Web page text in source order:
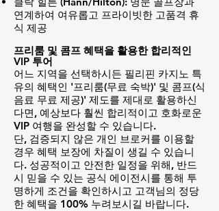
연계하여 여유롭고 프라이빗한 고품격 휴
식 제공
프리룸 및 콤프 혜택을 활용한 합리적인
VIP 투어
어느 지역을 선택하시든 필리핀 카지노 특
유의 혜택인 '프리룸(무료 숙박)' 및 콤프(식
음료 무료 제공)' 제도를 제대로 활용하신
다면, 예상보다 훨씬 합리적이고 호화로운
VIP 여행을 완성할 수 있습니다.
단, 검증되지 않은 개인 브로커를 이용할
경우 혜택 보장에 차질이 생길 수 있습니
다. 성공적이고 안전한 일정을 위해, 반드
시 믿을 수 있는 공식 에이전시를 통해 투
명하게 조건을 확인하시고 고객님의 정당
한 혜택을 100% 누려보시길 바랍니다.